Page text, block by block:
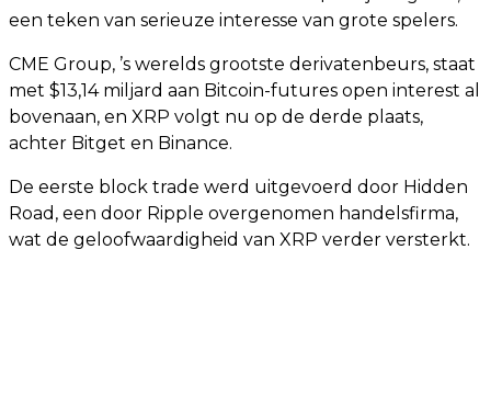
een teken van serieuze interesse van grote spelers.
CME Group, ’s werelds grootste derivatenbeurs, staat
met $13,14 miljard aan Bitcoin-futures open interest al
bovenaan, en XRP volgt nu op de derde plaats,
achter Bitget en Binance.
De eerste block trade werd uitgevoerd door Hidden
Road, een door Ripple overgenomen handelsfirma,
wat de geloofwaardigheid van XRP verder versterkt.